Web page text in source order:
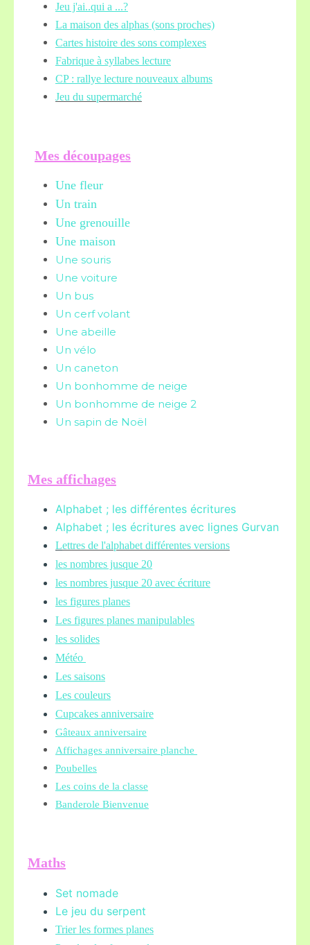
Jeu j'ai..qui a ...?
La maison des alphas (sons proches)
Cartes histoire des sons complexes
Fabrique à syllabes lecture
CP : rallye lecture nouveaux albums
Jeu du supermarché
Mes découpages
Une fleur
Un train
Une grenouille
Une maison
Une souris
Une voiture
Un bus
Un cerf volant
Une abeille
Un vélo
Un caneton
Un bonhomme de neige
Un bonhomme de neige 2
Un sapin de Noël
Mes affichages
Alphabet ; les différentes écritures
Alphabet ; les écritures avec lignes Gurvan
Lettres de l'alphabet différentes versions
les nombres jusque 20
les nombres jusque 20 avec écriture
les figures planes
Les figures planes manipulables
les solides
Météo
Les saisons
Les couleurs
Cupcakes anniversaire
Gâteaux anniversaire
Affichages anniversaire planche
Poubelles
Les coins de la classe
Banderole Bienvenue
Maths
Set nomade
Le jeu du serpent
Trier les formes planes